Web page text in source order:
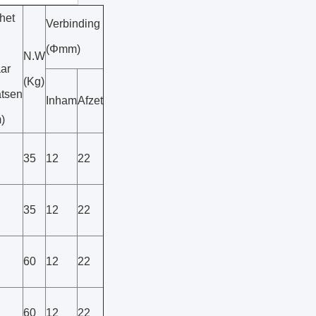
N.W
(Kg)
Verbinding
(Φmm)
InhamAfzet
35 12 22
35 12 22
60 12 22
60 12 22